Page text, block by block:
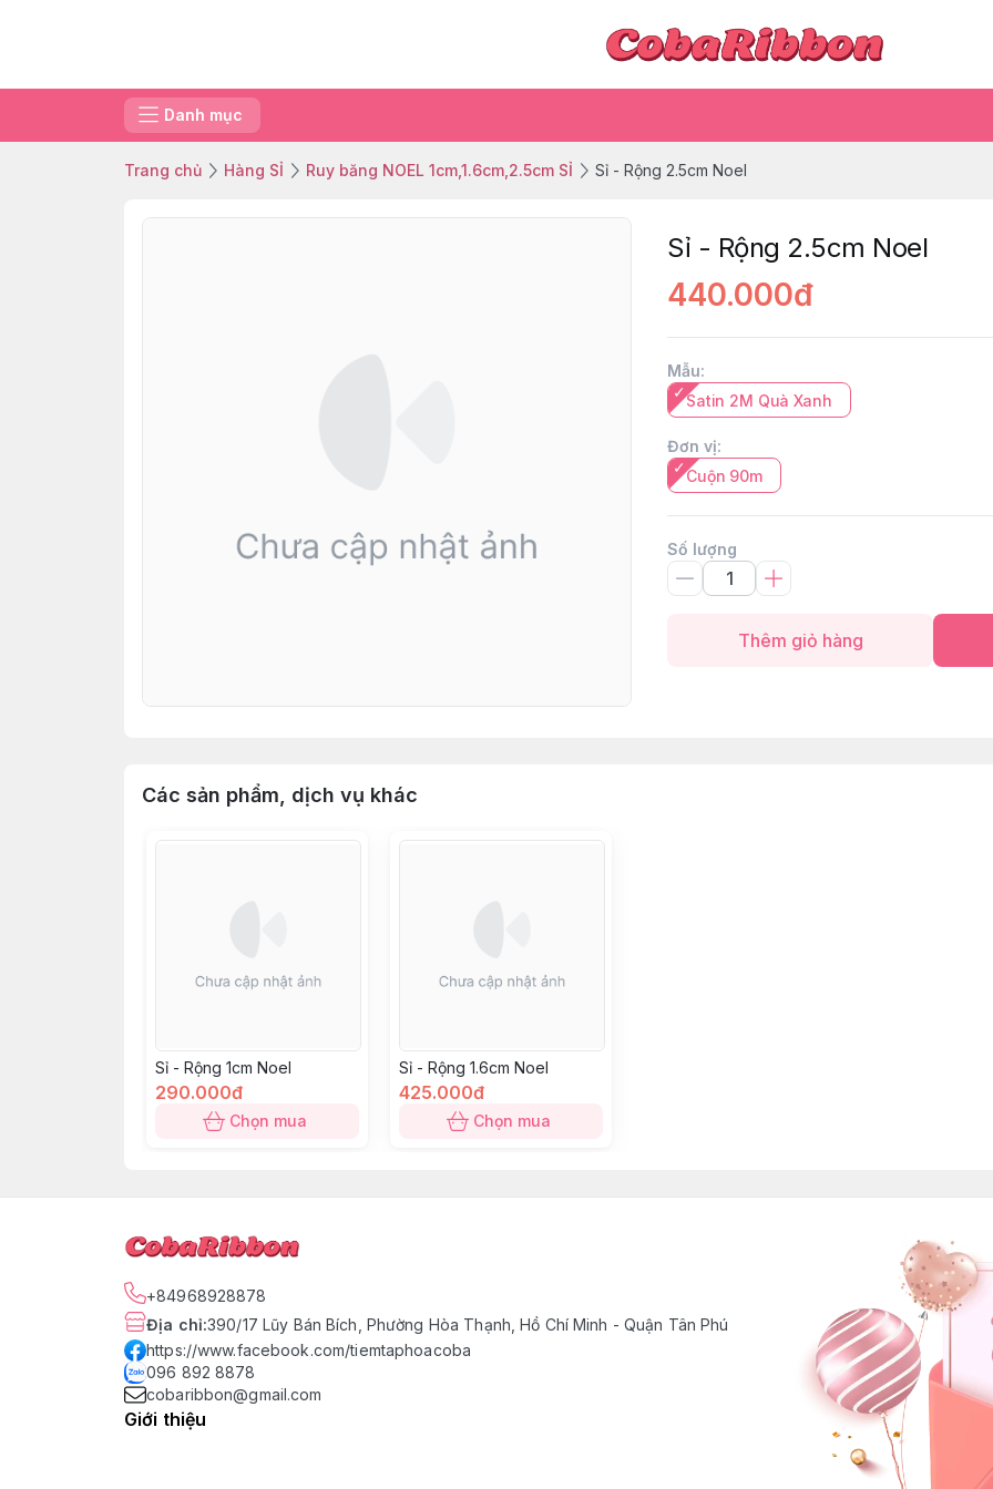
Danh mục
Trang chủ Hàng SỈ Ruy băng NOEL 1cm,1.6cm,2.5cm SỈ Sỉ - Rộng 2.5cm Noel
Sỉ - Rộng 2.5cm Noel
440.000đ
Mẫu:
Satin 2M Quà Xanh
Đơn vị:
Cuộn 90m
Số lượng
Thêm giỏ hàng
Các sản phẩm, dịch vụ khác
Sỉ - Rộng 1cm Noel
290.000đ
Chọn mua
Sỉ - Rộng 1.6cm Noel
425.000đ
Chọn mua
+84968928878
Địa chỉ:390/17 Lũy Bán Bích, Phường Hòa Thạnh, Hồ Chí Minh - Quận Tân Phú
https://www.facebook.com/tiemtaphoacoba
096 892 8878
cobaribbon@gmail.com
Giới thiệu